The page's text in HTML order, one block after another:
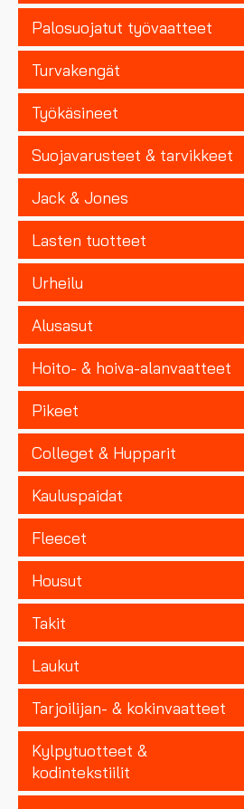
Palosuojatut työvaatteet
Turvakengät
Työkäsineet
Suojavarusteet & tarvikkeet
Jack & Jones
Lasten tuotteet
Urheilu
Alusasut
Hoito- & hoiva-alanvaatteet
Pikeet
Colleget & Hupparit
Kauluspaidat
Fleecet
Housut
Takit
Laukut
Tarjoilijan- & kokinvaatteet
Kylpytuotteet &
kodintekstiilit